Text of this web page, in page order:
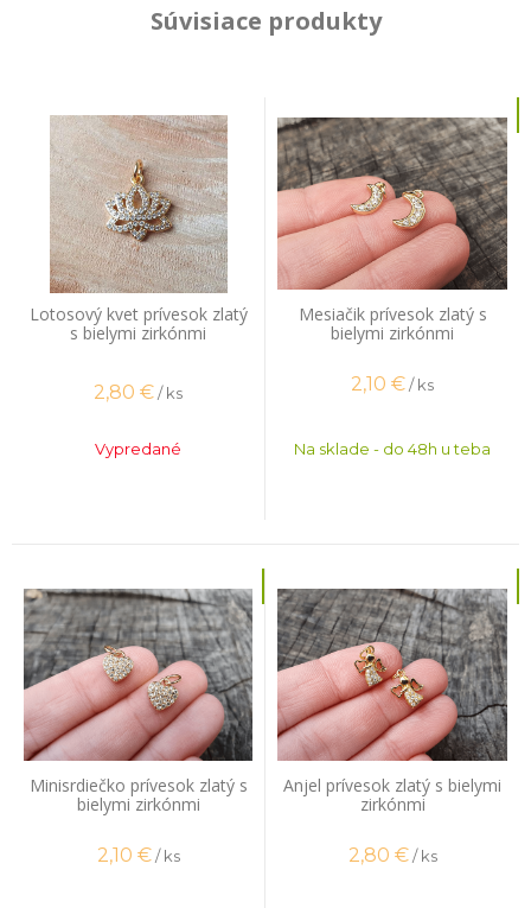
Súvisiace produkty
Lotosový kvet prívesok zlatý
s bielymi zirkónmi
2,80 €/ ks
Vypredané
Mesiačik prívesok zlatý s
bielymi zirkónmi
2,10 €/ ks
Na sklade - do 48h u teba
Minisrdiečko prívesok zlatý s
bielymi zirkónmi
2,10 € / ks
Anjel prívesok zlatý s bielymi
zirkónmi
2,80 € / ks